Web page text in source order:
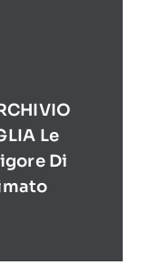
Le
Di